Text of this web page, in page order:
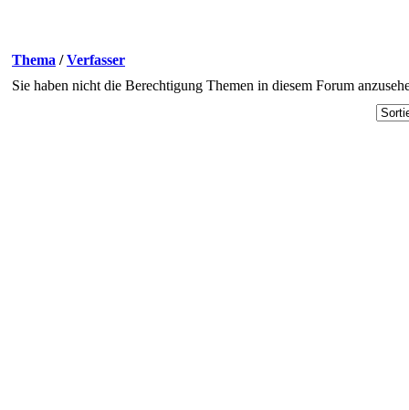
Thema /Verfasser
Sie haben nicht die Berechtigung Themen in diesem Forum